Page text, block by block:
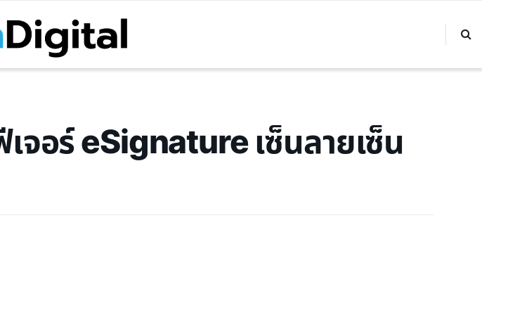
จอร์ eSignature เซ็นลายเซ็น